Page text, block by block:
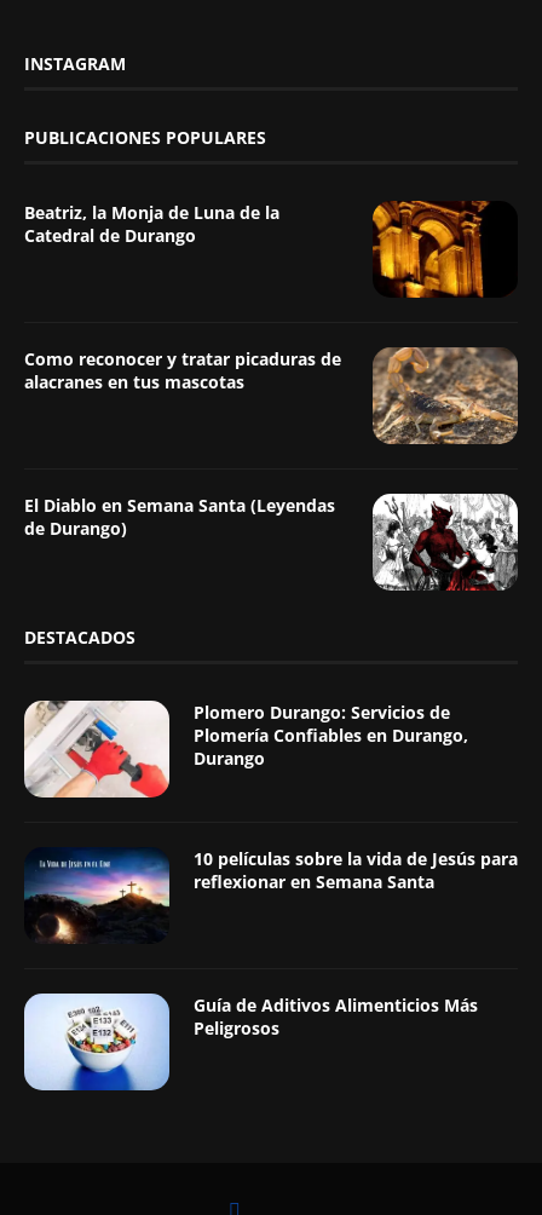
INSTAGRAM
PUBLICACIONES POPULARES
Beatriz, la Monja de Luna de la
Catedral de Durango
Como reconocer y tratar picaduras de
alacranes en tus mascotas
El Diablo en Semana Santa (Leyendas
de Durango)
DESTACADOS
Plomero Durango: Servicios de
Plomería Confiables en Durango,
Durango
10 películas sobre la vida de Jesús para
reflexionar en Semana Santa
Guía de Aditivos Alimenticios Más
Peligrosos